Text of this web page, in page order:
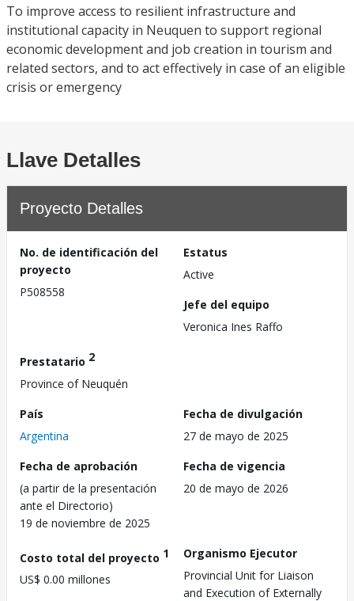
To improve access to resilient infrastructure and
institutional capacity in Neuquen to support regional
economic development and job creation in tourism and
related sectors, and to act effectively in case of an eligible
crisis or emergency
Llave Detalles
Proyecto Detalles
No. de identificación del
proyecto
P508558
Estatus
Active
Jefe del equipo
Veronica Ines Raffo
Prestatario 2
Province of Neuquén
País
Argentina
Fecha de divulgación
27 de mayo de 2025
Fecha de aprobación
(a partir de la presentación
ante el Directorio)
19 de noviembre de 2025
Fecha de vigencia
20 de mayo de 2026
Costo total del proyecto 1
US$ 0.00 millones
Organismo Ejecutor
Provincial Unit for Liaison
and Execution of Externally